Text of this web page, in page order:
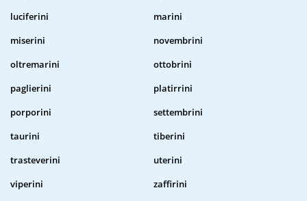
luciferini
marini
miserini
novembrini
oltremarini
ottobrini
paglierini
platirrini
porporini
settembrini
taurini
tiberini
trasteverini
uterini
viperini
zaffirini